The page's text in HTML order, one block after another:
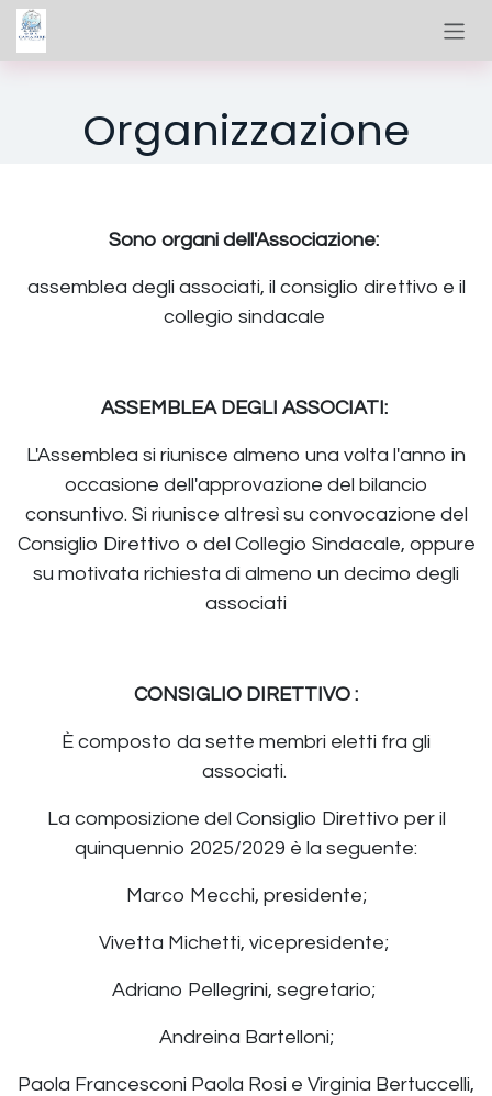
Passa al contenuto
Organizzazione
Sono organi dell'Associazione:
assemblea degli associati, il consiglio direttivo e il
collegio sindacale
ASSEMBLEA DEGLI ASSOCIATI:
L'Assemblea si riunisce almeno una volta l'anno in
occasione dell'approvazione del bilancio
consuntivo. Si riunisce altresì su convocazione del
Consiglio Direttivo o del Collegio Sindacale, oppure
su motivata richiesta di almeno un decimo degli
associati
CONSIGLIO DIRETTIVO :
È composto da sette membri eletti fra gli
associati.
La composizione del Consiglio Direttivo per il
quinquennio 2025/2029 è la seguente:
Marco Mecchi, presidente;
Vivetta Michetti, vicepresidente;
Adriano Pellegrini, segretario;
Andreina Bartelloni;
Paola Francesconi Paola Rosi e Virginia Bertuccelli,